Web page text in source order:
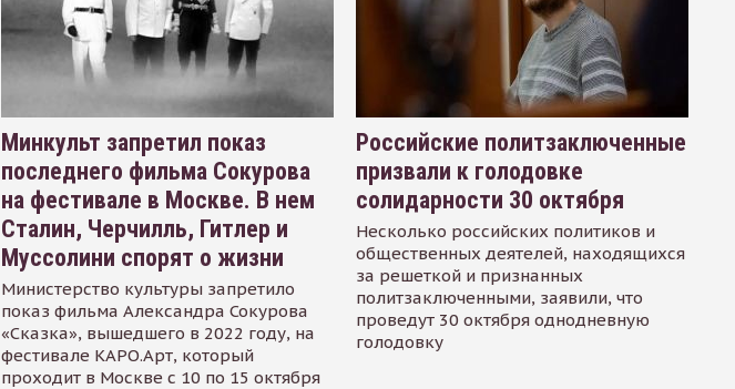
Минкульт запретил показ
последнего фильма Сокурова
на фестивале в Москве. В нем
Сталин, Черчилль, Гитлер и
Муссолини спорят о жизни
Министерство культуры запретило
показ фильма Александра Сокурова
«Сказка», вышедшего в 2022 году, на
фестивале КАРО.Арт, который
проходит в Москве с 10 по 15 октября
Российские политзаключенные
призвали к голодовке
солидарности 30 октября
Несколько российских политиков и
общественных деятелей, находящихся
за решеткой и признанных
политзаключенными, заявили, что
проведут 30 октября однодневную
голодовку